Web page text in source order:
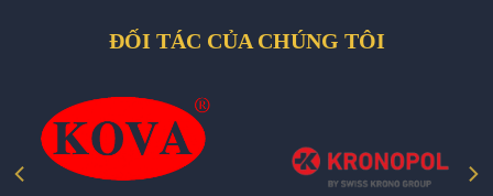
ĐỐI TÁC CỦA CHÚNG TÔI